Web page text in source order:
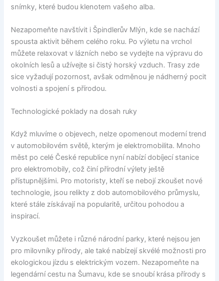
snímky, které budou klenotem vašeho alba.
Nezapomeňte navštívit i Špindlerův Mlýn, kde se nachází
spousta aktivit během celého roku. Po výletu na vrchol
můžete relaxovat v lázních nebo se vydejte na výpravu do
okolních lesů a užívejte si čistý horský vzduch. Trasy zde
sice vyžadují pozornost, avšak odměnou je nádherný pocit
volnosti a spojení s přírodou.
Technologické poklady na dosah ruky
Když mluvíme o objevech, nelze opomenout moderní trend
v automobilovém světě, kterým je elektromobilita. Mnoho
měst po celé České republice nyní nabízí dobíjecí stanice
pro elektromobily, což činí přírodní výlety ještě
přístupnějšími. Pro motoristy, kteří se nebojí zkoušet nové
technologie, jsou relikty z dob automobilového průmyslu,
které stále získávají na popularitě, určitou pohodou a
inspirací.
Vyzkoušet můžete i různé národní parky, které nejsou jen
pro milovníky přírody, ale také nabízejí skvélé možnosti pro
ekologickou jízdu s elektrickým vozem. Nezapomeňte na
legendární cestu na Šumavu, kde se snoubí krása přírody s